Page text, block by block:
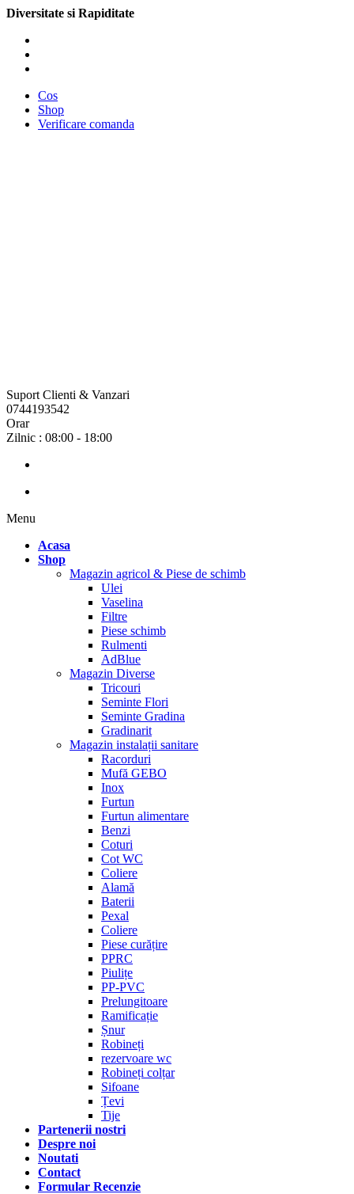
Diversitate si Rapiditate
Cos
Shop
Verificare comanda
Suport Clienti & Vanzari
0744193542
Orar
Zilnic : 08:00 - 18:00
Menu
Acasa
Shop
Magazin agricol & Piese de schimb
Ulei
Vaselina
Filtre
Piese schimb
Rulmenti
AdBlue
Magazin Diverse
Tricouri
Seminte Flori
Seminte Gradina
Gradinarit
Magazin instalații sanitare
Racorduri
Mufă GEBO
Inox
Furtun
Furtun alimentare
Benzi
Coturi
Cot WC
Coliere
Alamă
Baterii
Pexal
Coliere
Piese curățire
PPRC
Piulițe
PP-PVC
Prelungitoare
Ramificație
Șnur
Robineți
rezervoare wc
Robineți colțar
Sifoane
Țevi
Tije
Partenerii nostri
Despre noi
Noutati
Contact
Formular Recenzie